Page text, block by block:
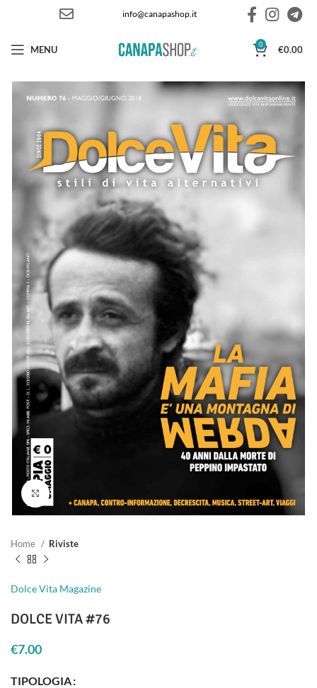
info@canapashop.it
MENU 0 €0.00
Clicca per ingrandire
Home Riviste
Dolce Vita Magazine
DOLCE VITA #76
€7.00
TIPOLOGIA